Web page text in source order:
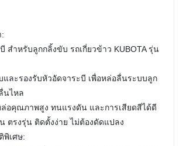
สำหรับลูกกลิ้งขับ รถเกี่ยวข้าว KUBOTA รุ่น
และรองรับหัวอัดจาระบี เพื่อหล่อลื่นระบบลูก
นไหล
ล่อคุณภาพสูง ทนแรงดัน และการเสียดสีได้ดี
ตรงรุ่น ติดตั้งง่าย ไม่ต้องดัดแปลง
พิเศษ: